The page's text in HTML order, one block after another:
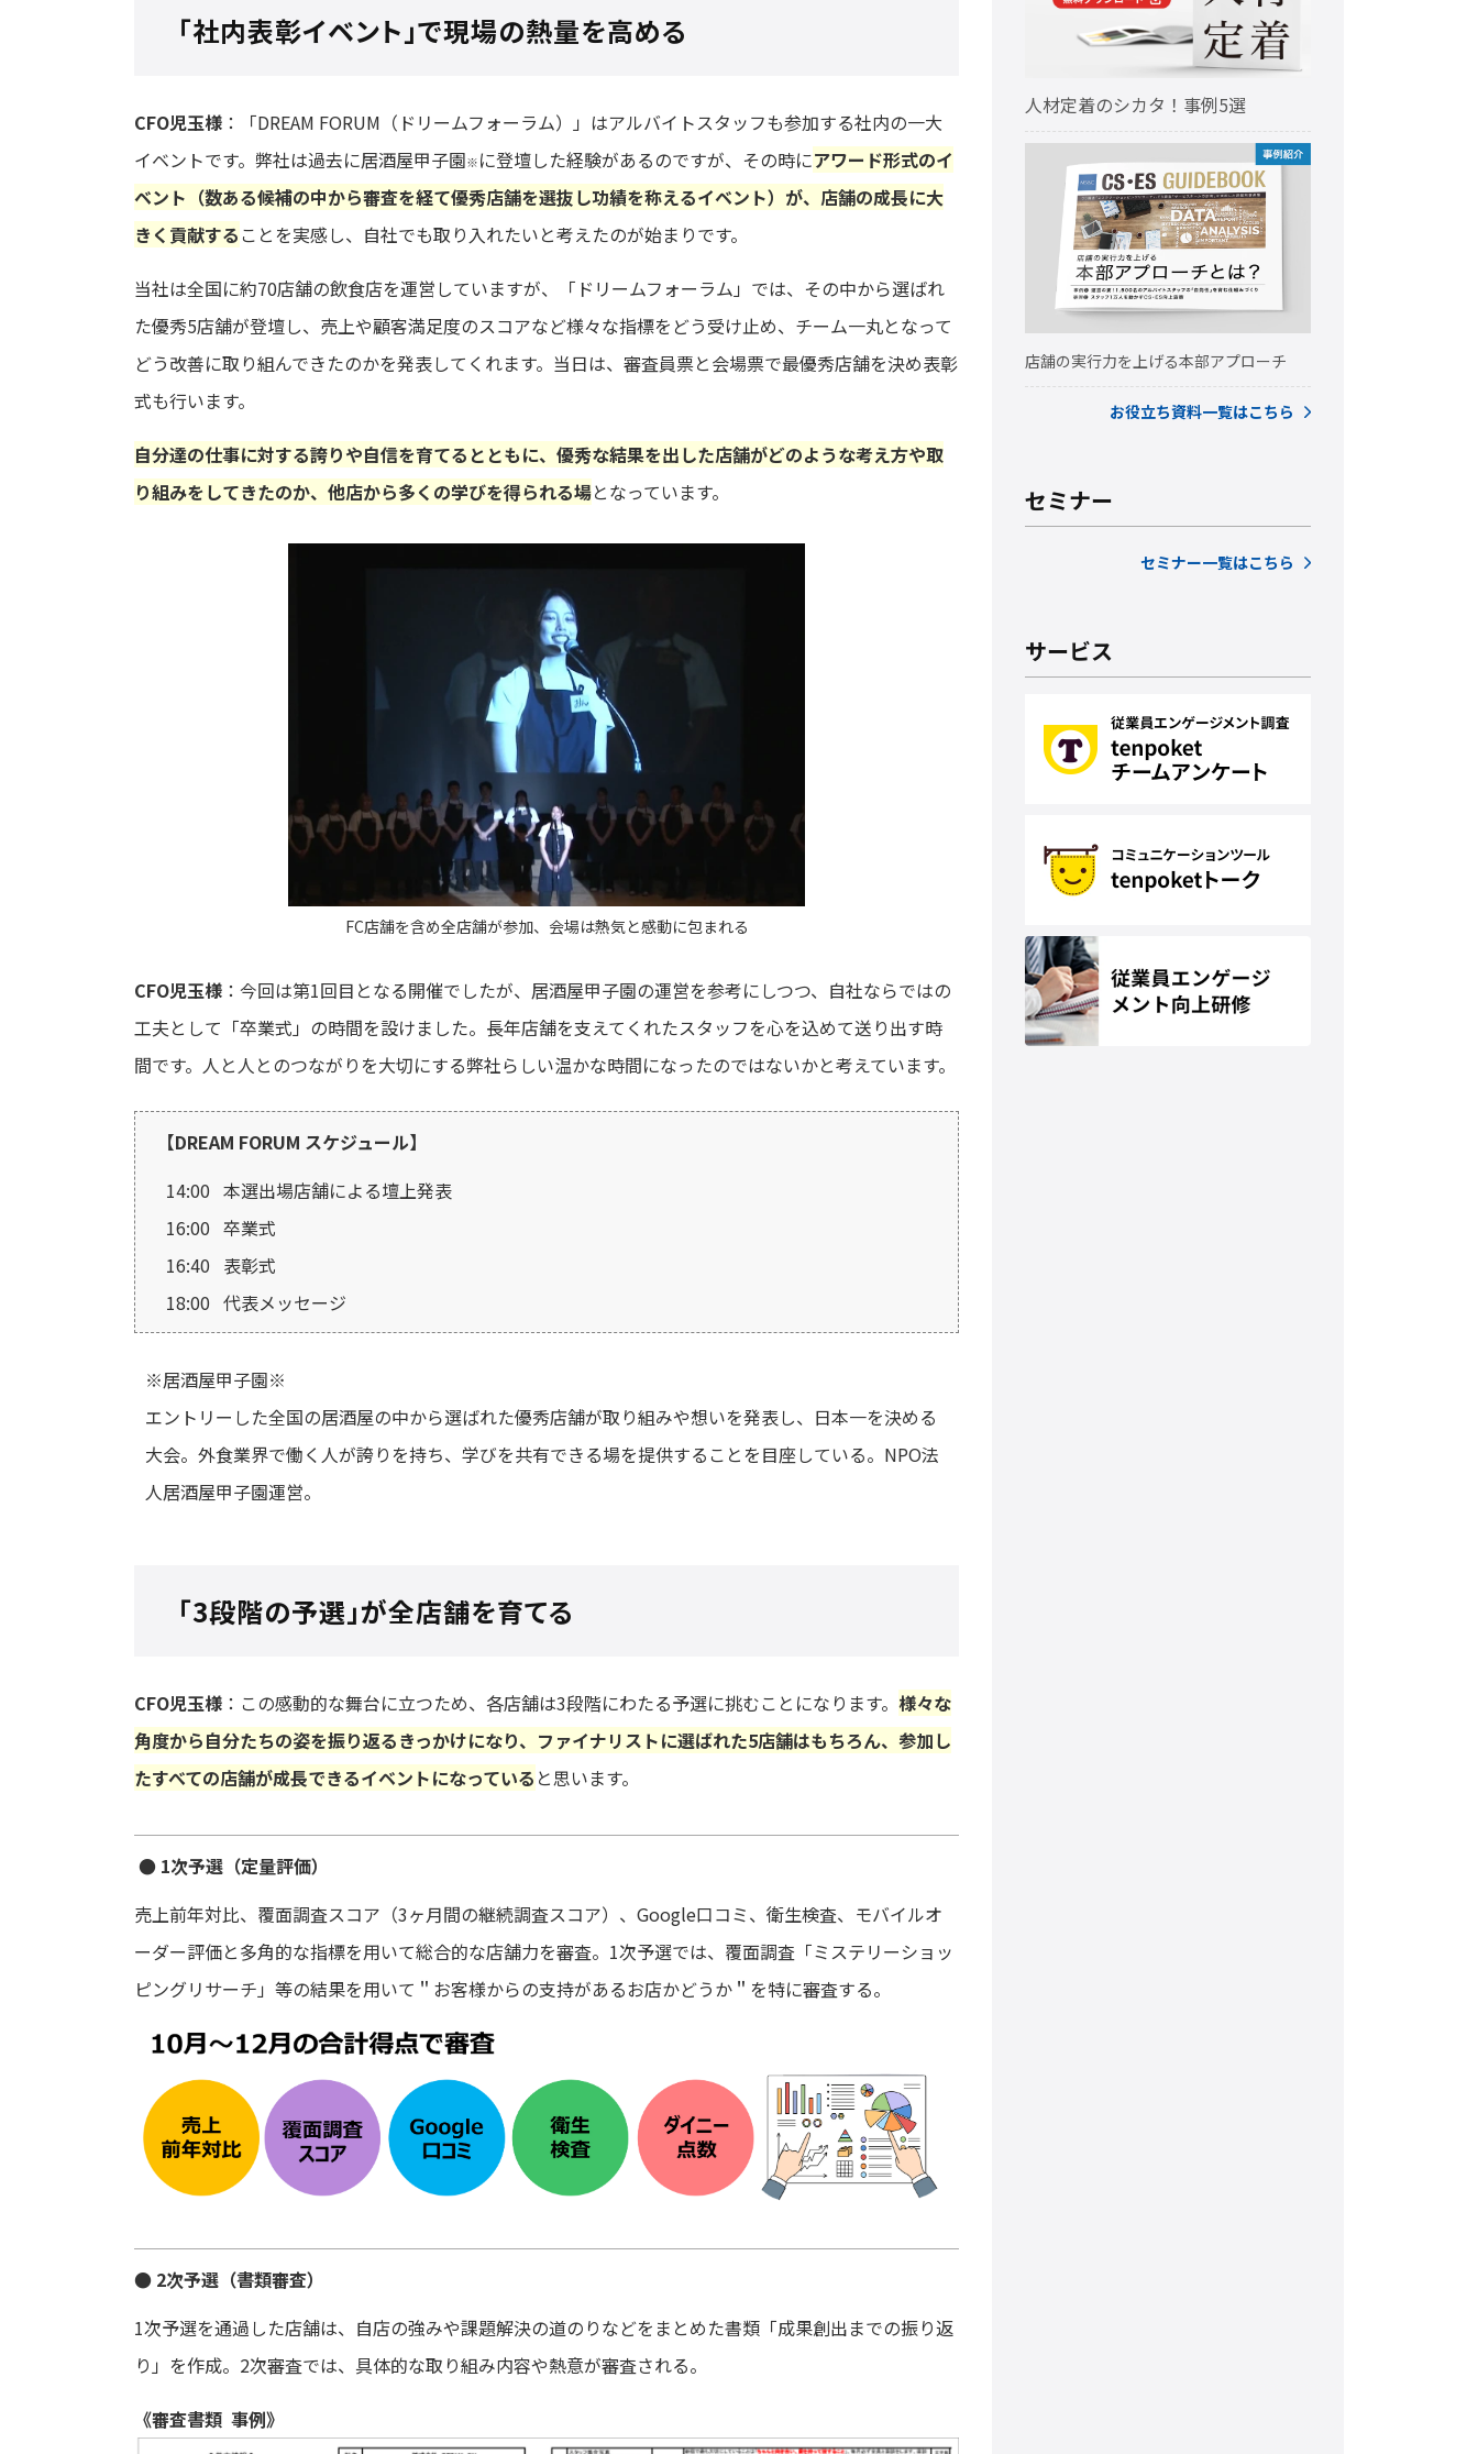
「社内表彰イベント」で現場の熱量を高める
CFO児玉様 ：「DREAM FORUM（ドリームフォーラム）」はアルバイトスタッフも参加する社内の一大
イベントです。弊社は過去に居酒屋甲子園※に登壇した経験があるのですが、その時にアワード形式のイ
ベント（数ある候補の中から審査を経て優秀店舗を選抜し功績を称えるイベント）が、店舗の成長に大
きく貢献する ことを実感し、自社でも取り入れたいと考えたのが始まりです。
当社は全国に約70店舗の飲食店を運営していますが、「ドリームフォーラム」では、その中から選ばれ
た優秀5店舗が登壇し、売上や顧客満足度のスコアなど様々な指標をどう受け止め、チーム一丸となって
どう改善に取り組んできたのかを発表してくれます。当日は、審査員票と会場票で最優秀店舗を決め表彰
式も行います。
自分達の仕事に対する誇りや自信を育てるとともに、優秀な結果を出した店舗がどのような考え方や取
り組みをしてきたのか、他店から多くの学びを得られる場となっています。
FC店舗を含め全店舗が参加、会場は熱気と感動に包まれる
CFO児玉様 ：今回は第1回目となる開催でしたが、居酒屋甲子園の運営を参考にしつつ、自社ならではの
工夫として「卒業式」の時間を設けました。長年店舗を支えてくれたスタッフを心を込めて送り出す時
間です。人と人とのつながりを大切にする弊社らしい温かな時間になったのではないかと考えています。
【DREAM FORUM スケジュール】
14:00 本選出場店舗による壇上発表
16:00 卒業式
16:40 表彰式
18:00 代表メッセージ
※居酒屋甲子園※
エントリーした全国の居酒屋の中から選ばれた優秀店舗が取り組みや想いを発表し、日本一を決める
大会。外食業界で働く人が誇りを持ち、学びを共有できる場を提供することを目座している。NPO法
人居酒屋甲子園運営。
「3段階の予選」が全店舗を育てる
CFO児玉様 ：この感動的な舞台に立つため、各店舗は3段階にわたる予選に挑むことになります。 様々な
角度から自分たちの姿を振り返るきっかけになり、ファイナリストに選ばれた5店舗はもちろん、参加し
たすべての店舗が成長できるイベントになっている と思います。
● 1次予選（定量評価）
売上前年対比、覆面調査スコア（3ヶ月間の継続調査スコア）、Google口コミ、衛生検査、モバイルオ
ーダー評価と多角的な指標を用いて総合的な店舗力を審査。1次予選では、覆面調査「ミステリーショッ
ピングリサーチ」等の結果を用いて＂お客様からの支持があるお店かどうか＂を特に審査する。
● 2次予選（書類審査）
1次予選を通過した店舗は、自店の強みや課題解決の道のりなどをまとめた書類「成果創出までの振り返
り」を作成。2次審査では、具体的な取り組み内容や熱意が審査される。
《審査書類 事例》
人材定着のシカタ！事例5選
店舗の実行力を上げる本部アプローチ
お役立ち資料一覧はこちら
セミナー
セミナー一覧はこちら
サービス